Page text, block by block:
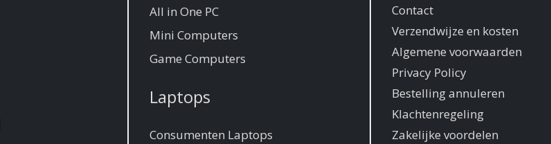
All in One PC
Mini Computers
Game Computers
Laptops
Consumenten Laptops
Contact
Verzendwijze en kosten
Algemene voorwaarden
Privacy Policy
Bestelling annuleren
Klachtenregeling
Zakelijke voordelen